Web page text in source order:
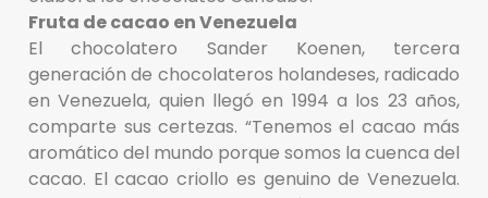
Fruta de cacao en Venezuela
El chocolatero Sander Koenen, tercera
generación de chocolateros holandeses, radicado
en Venezuela, quien llegó en 1994 a los 23 años,
comparte sus certezas. “Tenemos el cacao más
aromático del mundo porque somos la cuenca del
cacao. El cacao criollo es genuino de Venezuela.